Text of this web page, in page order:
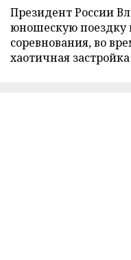
Президент России
юношескую поездку
соревнования, во
хаотичная